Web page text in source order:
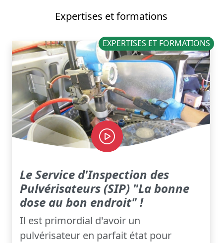
Expertises et formations
EXPERTISES ET FORMATIONS
Le Service d'Inspection des
Pulvérisateurs (SIP) "La bonne
dose au bon endroit" !
Il est primordial d'avoir un
pulvérisateur en parfait état pour